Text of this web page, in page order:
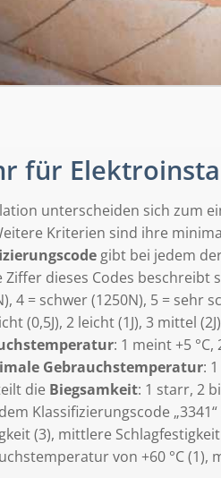
für
unterscheiden sich zum
Kriterien sind ihre
gibt bei jedem
dieses Codes beschreibt
4 = schwer (1250N), 5 =
(0,5J), 2 leicht (1J), 3 mittel
: 1 meint +5 °C,
Gebrauchstemperatur:
die Biegsamkeit: 1 starr, 2
Klassifizierungscode
(3), mittlere
von +60 °C (1),